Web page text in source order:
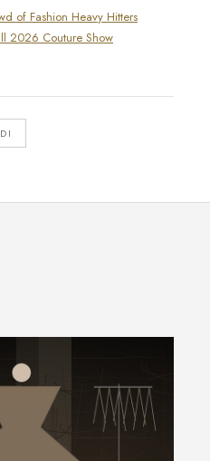
of Fashion Heavy Hitters
2026 Couture Show